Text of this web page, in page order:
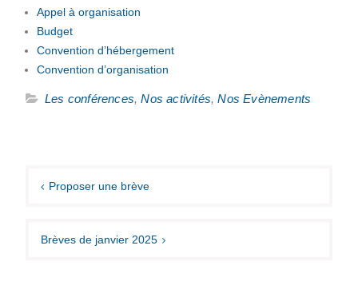
Appel à organisation
Budget
Convention d’hébergement
Convention d’organisation
Les conférences,Nos activités,Nos Evènements
de Proposer une brève
Brèves de janvier 2025